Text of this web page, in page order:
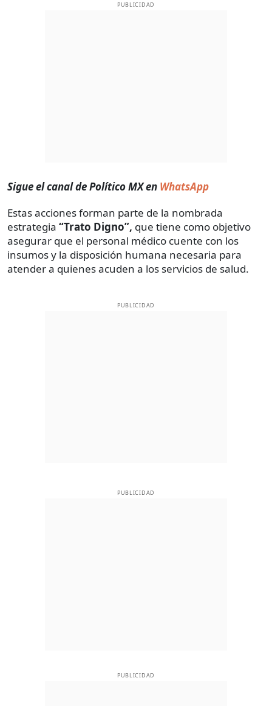
PUBLICIDAD
Sigue el canal de Político MX en WhatsApp
Estas acciones forman parte de la nombrada
estrategia “Trato Digno”, que tiene como objetivo
asegurar que el personal médico cuente con los
insumos y la disposición humana necesaria para
atender a quienes acuden a los servicios de salud.
PUBLICIDAD
PUBLICIDAD
PUBLICIDAD